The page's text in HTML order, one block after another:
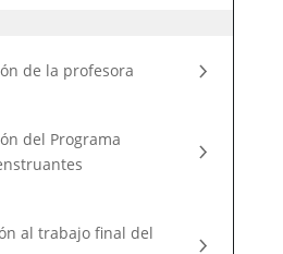
de la profesora
del Programa
al trabajo final del